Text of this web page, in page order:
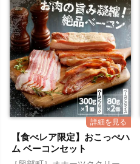
【食べレア限定】おこっぺハ
ム ベーコンセット